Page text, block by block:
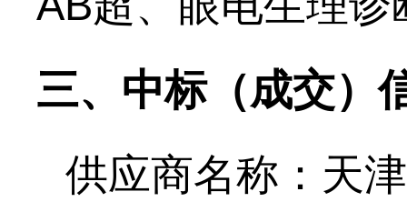
三、中标（成交）
供应商名称： 天